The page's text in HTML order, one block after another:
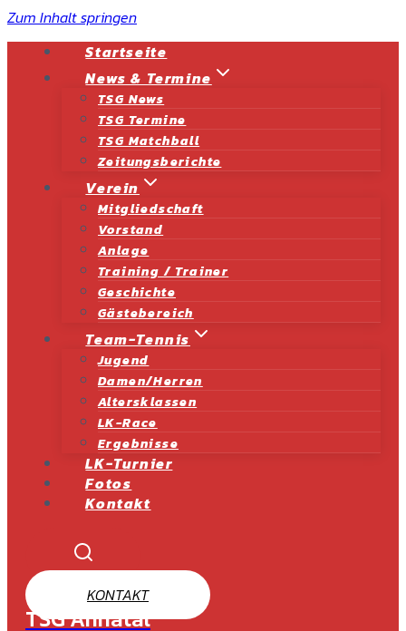
Zum Inhalt springen
Startseite
News & Termine
TSG News
TSG Termine
TSG Matchball
Zeitungsberichte
Verein
Mitgliedschaft
Vorstand
Anlage
Training / Trainer
Geschichte
Gästebereich
Team-Tennis
Jugend
Damen/Herren
Altersklassen
LK-Race
Ergebnisse
LK-Turnier
Fotos
Kontakt
KONTAKT
TSG Ahnatal